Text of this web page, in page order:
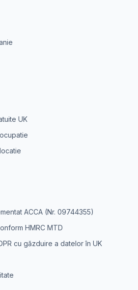
UK
ACCA (Nr. 09744355)
HMRC MTD
cu găzduire a datelor în UK